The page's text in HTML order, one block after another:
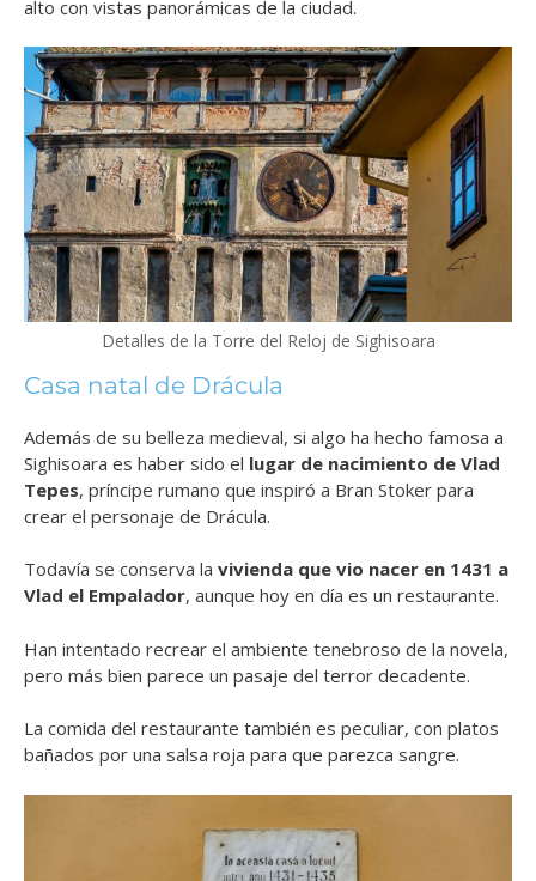
alto con vistas panorámicas de la ciudad.
Detalles de la Torre del Reloj de Sighisoara
Casa natal de Drácula
Además de su belleza medieval, si algo ha hecho famosa a
Sighisoara es haber sido el lugar de nacimiento de Vlad
Tepes, príncipe rumano que inspiró a Bran Stoker para
crear el personaje de Drácula.
Todavía se conserva la vivienda que vio nacer en 1431 a
Vlad el Empalador, aunque hoy en día es un restaurante.
Han intentado recrear el ambiente tenebroso de la novela,
pero más bien parece un pasaje del terror decadente.
La comida del restaurante también es peculiar, con platos
bañados por una salsa roja para que parezca sangre.